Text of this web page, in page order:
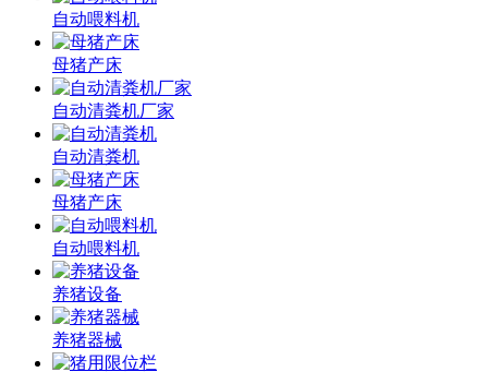
自动喂料机
母猪产床
自动清粪机厂家
自动清粪机
母猪产床
自动喂料机
养猪设备
养猪器械